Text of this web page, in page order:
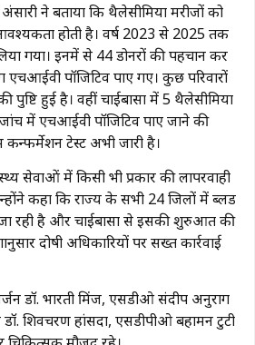
अंसारी ने बताया कि थैलेसीमिया मरीजों को
होती है। वर्ष 2023 से 2025 तक
गया। इनमें से 44 डोनरों की पहचान कर
पॉजिटिव पाए गए। कुछ परिवारों
हुई है। वहीं चाईबासा में 5 थैलेसीमिया
में एचआईवी पॉजिटिव पाए जाने की
टेस्ट अभी जारी है।
सेवाओं में किसी भी प्रकार की लापरवाही
कहा कि राज्य के सभी 24 जिलों में ब्लड
रही है और चाईबासा से इसकी शुरुआत की
दोषी अधिकारियों पर सख्त कार्रवाई
सर्जन डॉ. भारती मिंज, एसडीओ संदीप अनुराग
डॉ. शिवचरण हांसदा, एसडीपीओ बहामन टुटी